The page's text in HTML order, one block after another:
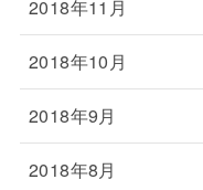
2018年11月
2018年10月
2018年9月
2018年8月